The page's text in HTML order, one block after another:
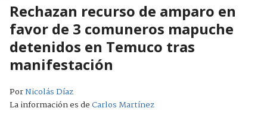
Rechazan recurso de amparo en
favor de 3 comuneros mapuche
detenidos en Temuco tras
manifestación
PorNicolás Díaz
La información es deCarlos Martínez